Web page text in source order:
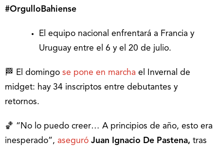
#OrgulloBahiense
El equipo nacional enfrentará a Francia y
Uruguay entre el 6 y el 20 de julio.
🏁 El domingo se pone en marcha el Invernal de
midget: hay 34 inscriptos entre debutantes y
retornos.
🏀 “No lo puedo creer… A principios de año, esto era
inesperado”, aseguró Juan Ignacio De Pastena, tras